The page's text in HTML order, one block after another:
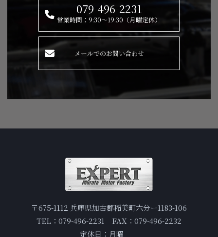
079-496-2231
営業時間：9:30～19:30（月曜定休）
メールでのお問い合わせ
〒675-1112 兵庫県加古郡稲美町六分ー1183-106
TEL：079-496-2231 FAX：079-496-2232
定休日：月曜